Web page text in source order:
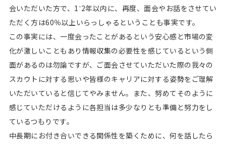
会いただいた方で、1⁻2年以内に、再度、面会やお話をさせてい
ただく方は60％以上いらっしゃるということも事実です。
この事実には、一度会ったことがあるという安心感と市場の変
化が激しいこともあり情報収集の必要性を感じているという側
面があるのは勿論ですが、ご面会させていただいた際の我々の
スカウトに対する思いや皆様のキャリアに対する姿勢をご理解
いただいていると信じてやみません。また、努めてそのように
感じていただけるように各担当は多少なりとも準備と努力をし
ているつもりです。
中長期にお付き合いできる関係性を築くために、何を話したら